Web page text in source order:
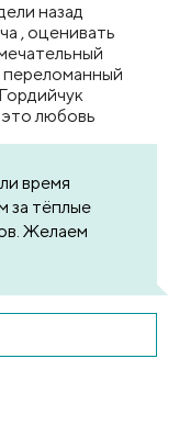
назад
, оценивать
переломанный
это любовь
время
за тёплые
Желаем